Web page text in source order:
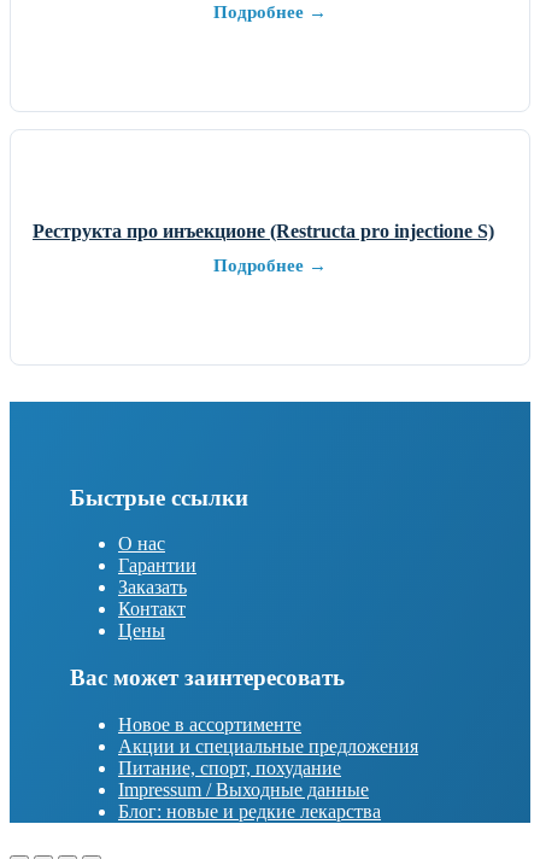
Подробнее →
Реструкта про инъекционе (Restructa pro injectione S)
Подробнее →
Быстрые ссылки
О нас
Гарантии
Заказать
Контакт
Цены
Вас может заинтересовать
Новое в ассортименте
Акции и специальные предложения
Питание, спорт, похудание
Impressum / Выходные данные
Блог: новые и редкие лекарства